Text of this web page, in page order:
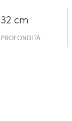
32 cm
PROFONDITÀ